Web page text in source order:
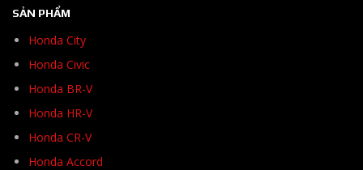
SẢN PHẨM
Honda City
Honda Civic
Honda BR-V
Honda HR-V
Honda CR-V
Honda Accord